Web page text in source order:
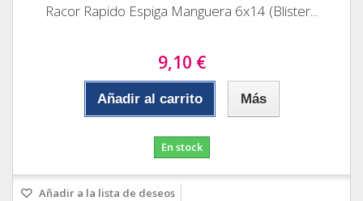
Racor Rapido Espiga Manguera 6x14 (Blister...
9,10 €
Añadir al carrito Más
En stock
Añadir a la lista de deseos